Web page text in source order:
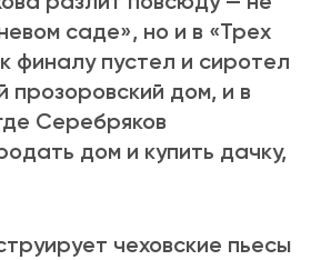
саде», но и в «Трех
финалу пустел и сиротел
прозоровский дом, и в
Серебряков
дом и купить дачку,
чеховские пьесы